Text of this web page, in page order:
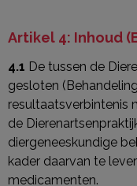
Artikel 4: Inhoud
4.1 De tussen de
gesloten
resultaatsverbintenis
de
diergeneeskundige
kader daarvan te
medicamenten.